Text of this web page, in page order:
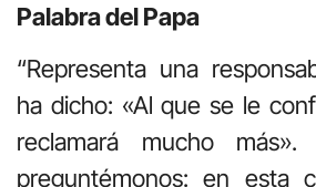
Palabra del Papa
“Representa una
ha dicho: «Al que se le
reclamará mucho
preguntémonos: en esta